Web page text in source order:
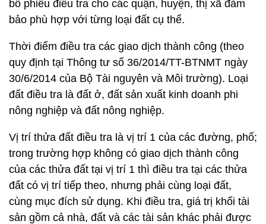
bổ phiếu điều tra cho các quận, huyện, thị xã đảm
bảo phù hợp với từng loại đất cụ thể.
Thời điểm điều tra các giao dịch thành công (theo
quy định tại Thông tư số 36/2014/TT-BTNMT ngày
30/6/2014 của Bộ Tài nguyên và Môi trường). Loại
đất điều tra là đất ở, đất sản xuất kinh doanh phi
nông nghiệp và đất nông nghiệp.
Vị trí thửa đất điều tra là vị trí 1 của các đường, phố;
trong trường hợp không có giao dịch thành công
của các thửa đất tại vị trí 1 thì điều tra tại các thửa
đất có vị trí tiếp theo, nhưng phải cùng loại đất,
cùng mục đích sử dụng. Khi điều tra, giá trị khối tài
sản gồm cả nhà, đất và các tài sản khác phải được